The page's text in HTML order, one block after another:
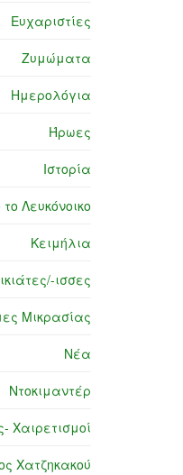
Ευχαριστίες
Ζυμώματα
Ημερολόγια
Ήρωες
Ιστορία
Λευκόνοικο
Κειμήλια
ισσες
Μικρασίας
Νέα
Ντοκιμαντέρ
Χαιρετισμοί
Χατζηκακού